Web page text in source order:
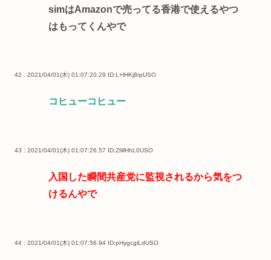
simはAmazonで売ってる香港で使えるやつ
はもってくんやで
42 : 2021/04/01(木) 01:07:20.29 ID:L+lHKj8rpUSO
コヒューコヒュー
43 : 2021/04/01(木) 01:07:26.57 ID:ZfillHhL0USO
入国した瞬間共産党に監視されるから気をつ
けるんやで
44 : 2021/04/01(木) 01:07:56.94 ID:pHygcgiLdUSO